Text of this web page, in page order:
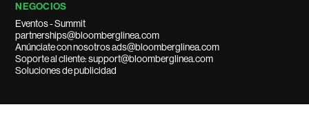
NEGOCIOS
Eventos - Summit
partnerships@bloomberglinea.com
Anúnciate con nosotros ads@bloomberglinea.com
Soporte al cliente: support@bloomberglinea.com
Soluciones de publicidad